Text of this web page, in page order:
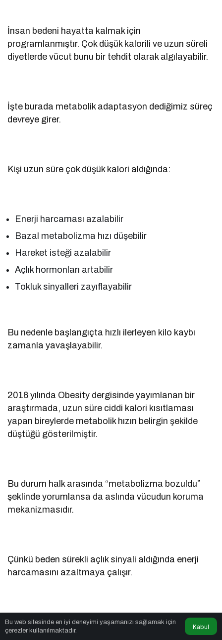
İnsan bedeni hayatta kalmak için
programlanmıştır. Çok düşük kalorili ve uzun süreli
diyetlerde vücut bunu bir tehdit olarak algılayabilir.
İşte burada metabolik adaptasyon dediğimiz süreç
devreye girer.
Kişi uzun süre çok düşük kalori aldığında:
Enerji harcaması azalabilir
Bazal metabolizma hızı düşebilir
Hareket isteği azalabilir
Açlık hormonları artabilir
Tokluk sinyalleri zayıflayabilir
Bu nedenle başlangıçta hızlı ilerleyen kilo kaybı
zamanla yavaşlayabilir.
2016 yılında Obesity dergisinde yayımlanan bir
araştırmada, uzun süre ciddi kalori kısıtlaması
yapan bireylerde metabolik hızın belirgin şekilde
düştüğü gösterilmiştir.
Bu durum halk arasında “metabolizma bozuldu”
şeklinde yorumlansa da aslında vücudun koruma
mekanizmasıdır.
Çünkü beden sürekli açlık sinyali aldığında enerji
harcamasını azaltmaya çalışır.
Bu nedenle çok düşük kalorili şok diyetler kısa
vadede hızlı sonuç verse bile uzun vadede
Bu web sitesinde en iyi deneyimi yaşamanızı sağlamak için
çerezler kullanılmaktadır.
Kabul